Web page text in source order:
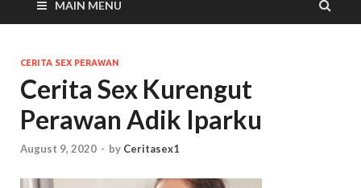
MAIN MENU
CERITA SEX PERAWAN
Cerita Sex Kurengut
Perawan Adik Iparku
August 9, 2020 - by Ceritasex1